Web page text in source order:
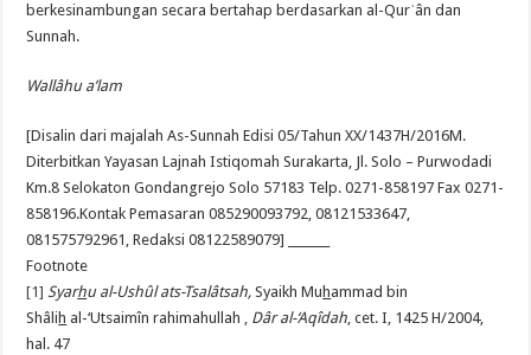
berkesinambungan secara bertahap berdasarkan al-Qurˈân dan
Sunnah.
Wallâhu a’lam
[Disalin dari majalah As-Sunnah Edisi 05/Tahun XX/1437H/2016M.
Diterbitkan Yayasan Lajnah Istiqomah Surakarta, Jl. Solo – Purwodadi
Km.8 Selokaton Gondangrejo Solo 57183 Telp. 0271-858197 Fax 0271-
858196.Kontak Pemasaran 085290093792, 08121533647,
081575792961, Redaksi 08122589079] _______
Footnote
[1] Syarhu al-Ushûl ats-Tsalâtsah,Syaikh Mu hammad bin
Shâli h al-‘Utsaimîn rahimahullah , Dâr al-‘Aqîdah, cet. I, 1425 H/2004,
hal. 47